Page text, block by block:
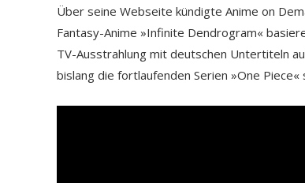
Über seine Webseite kündigte Anime on
Fantasy-Anime »Infinite Dendrogram«
TV-Ausstrahlung mit deutschen Untertiteln
bislang die fortlaufenden Serien »One